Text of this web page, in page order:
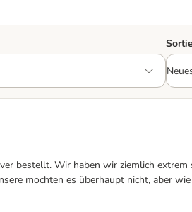
bestellt. Wir haben wir ziemlich
mochten es überhaupt nicht, aber